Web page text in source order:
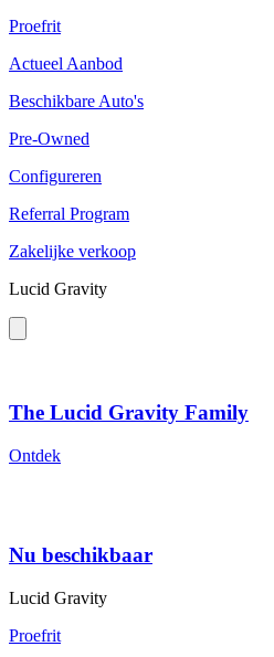
Proefrit
Actueel Aanbod
Beschikbare Auto's
Pre-Owned
Configureren
Referral Program
Zakelijke verkoop
Lucid Gravity
The Lucid Gravity Family
Ontdek
Nu beschikbaar
Lucid Gravity
Proefrit